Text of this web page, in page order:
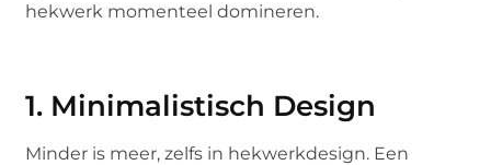
hekwerk momenteel domineren.
1. Minimalistisch Design
Minder is meer, zelfs in hekwerkdesign. Een